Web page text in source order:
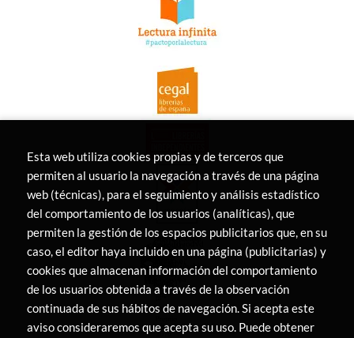
Esta web utiliza cookies propias y de terceros que
permiten al usuario la navegación a través de una página
web (técnicas), para el seguimiento y análisis estadístico
del comportamiento de los usuarios (analíticas), que
permiten la gestión de los espacios publicitarios que, en su
caso, el editor haya incluido en una página (publicitarias) y
cookies que almacenan información del comportamiento
de los usuarios obtenida a través de la observación
continuada de sus hábitos de navegación. Si acepta este
aviso consideraremos que acepta su uso. Puede obtener